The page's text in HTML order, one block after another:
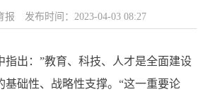
报 发布时间：2023-04-03 08:27
指出：”教育、科技、人才是全面建设
基础性、战略性支撑。“这一重要论